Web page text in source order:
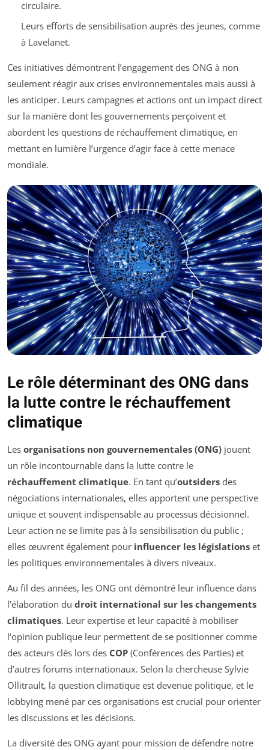
circulaire.
Leurs efforts de sensibilisation auprès des jeunes, comme
à Lavelanet.
Ces initiatives démontrent l’engagement des ONG à non
seulement réagir aux crises environnementales mais aussi à
les anticiper. Leurs campagnes et actions ont un impact direct
sur la manière dont les gouvernements perçoivent et
abordent les questions de réchauffement climatique, en
mettant en lumière l’urgence d’agir face à cette menace
mondiale.
Le rôle déterminant des ONG dans
la lutte contre le réchauffement
climatique
Les organisations non gouvernementales (ONG) jouent
un rôle incontournable dans la lutte contre le
réchauffement climatique. En tant qu’outsiders des
négociations internationales, elles apportent une perspective
unique et souvent indispensable au processus décisionnel.
Leur action ne se limite pas à la sensibilisation du public ;
elles œuvrent également pour influencer les législations et
les politiques environnementales à divers niveaux.
Au fil des années, les ONG ont démontré leur influence dans
l’élaboration du droit international sur les changements
climatiques. Leur expertise et leur capacité à mobiliser
l’opinion publique leur permettent de se positionner comme
des acteurs clés lors des COP (Conférences des Parties) et
d’autres forums internationaux. Selon la chercheuse Sylvie
Ollitrault, la question climatique est devenue politique, et le
lobbying mené par ces organisations est crucial pour orienter
les discussions et les décisions.
La diversité des ONG ayant pour mission de défendre notre